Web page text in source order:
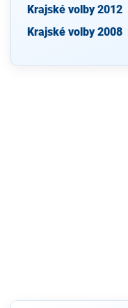
Krajské volby 2012
Krajské volby 2008